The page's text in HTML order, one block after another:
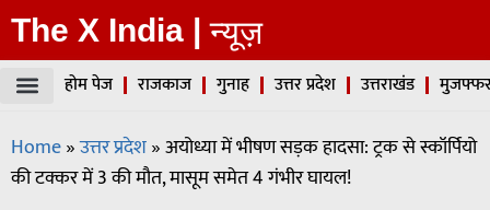
The X India | न्यूज़
होम पेज राजकाज गुनाह उत्तर प्रदेश उत्तराखंड
Home»उत्तर प्रदेश»अयोध्या में भीषण सड़क हादसा: ट्रक से स्कॉर्पियो
की टक्कर में 3 की मौत, मासूम समेत 4 गंभीर घायल!